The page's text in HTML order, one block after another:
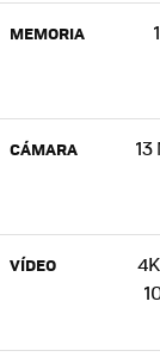
MEMORIA
CÁMARA
VÍDEO